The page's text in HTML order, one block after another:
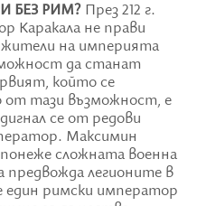
БЕЗ РИМ? През 212 г.
Каракала не прави
на империята
да станат
който се
от тази възможност, е
се от редови
Максимин
сложната военна
предвожда легионите в
един римски император